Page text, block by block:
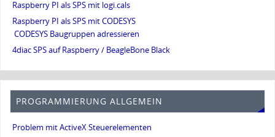
Raspberry PI als SPS mit logi.cals
Raspberry PI als SPS mit CODESYS
CODESYS Baugruppen adressieren
4diac SPS auf Raspberry / BeagleBone Black
PROGRAMMIERUNG ALLGEMEIN
Problem mit ActiveX Steuerelementen